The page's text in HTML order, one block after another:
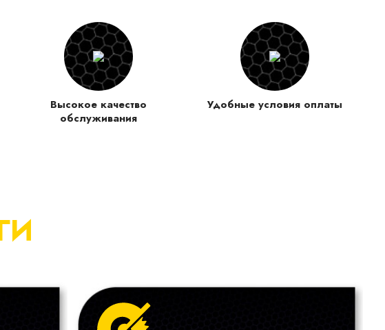
Высокое качество
обслуживания
Удобные условия оплаты